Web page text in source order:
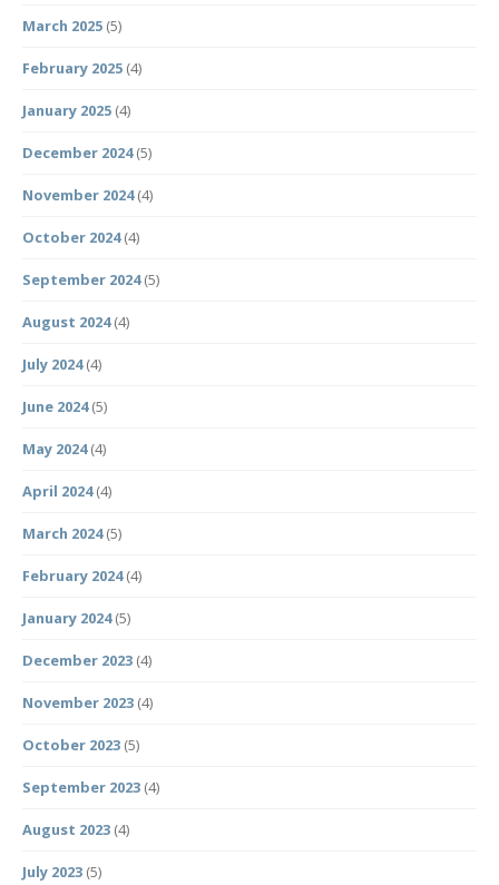
March 2025 (5)
February 2025 (4)
January 2025 (4)
December 2024(5)
November 2024(4)
October 2024(4)
September 2024(5)
August 2024(4)
July 2024(4)
June 2024(5)
May 2024(4)
April 2024(4)
March 2024(5)
February 2024(4)
January 2024(5)
December 2023 (4)
November 2023 (4)
October 2023 (5)
September 2023 (4)
August 2023 (4)
July 2023 (5)